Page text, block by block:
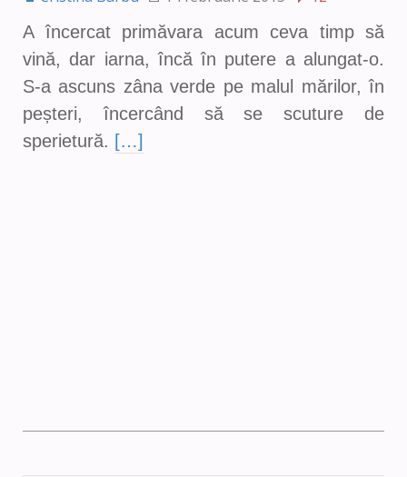
A încercat primăvara acum ceva timp să
vină, dar iarna, încă în putere a alungat-o.
S-a ascuns zâna verde pe malul mărilor, în
peșteri, încercând să se scuture de
sperietură. […]